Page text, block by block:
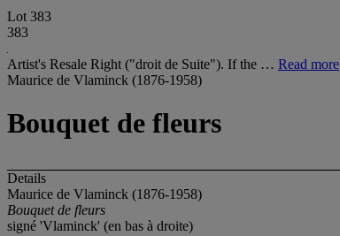
Lot 383
383
Artist's Resale Right ("droit de Suite"). If the … Read more
Maurice de Vlaminck (1876-1958)
Bouquet de fleurs
Details
Maurice de Vlaminck (1876-1958)
Bouquet de fleurs
signé 'Vlaminck' (en bas à droite)